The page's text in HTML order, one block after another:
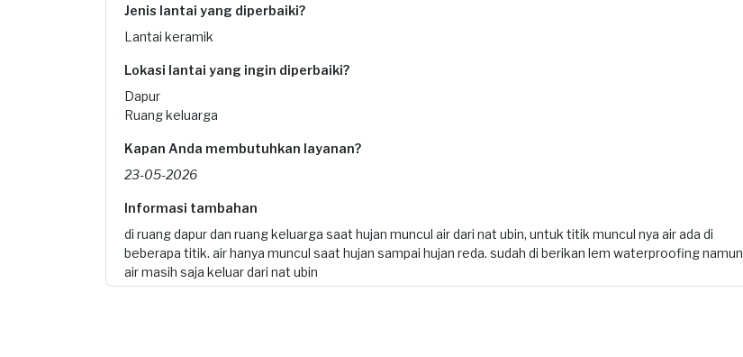
Jenis lantai yang diperbaiki?
Lantai keramik
Lokasi lantai yang ingin diperbaiki?
Dapur
Ruang keluarga
Kapan Anda membutuhkan layanan?
23-05-2026
Informasi tambahan
di ruang dapur dan ruang keluarga saat hujan muncul air dari nat ubin, untuk titik muncul nya air ada di
beberapa titik. air hanya muncul saat hujan sampai hujan reda. sudah di berikan lem waterproofing namun
air masih saja keluar dari nat ubin